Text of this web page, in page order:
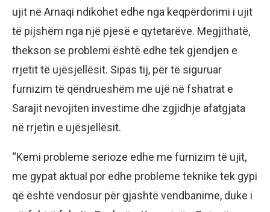
ujit në Arnaqi ndikohet edhe nga keqpërdorimi i ujit
të pijshëm nga një pjesë e qytetarëve. Megjithatë,
thekson se problemi është edhe tek gjendjen e
rrjetit të ujësjellësit. Sipas tij, për të siguruar
furnizim të qëndrueshëm me ujë në fshatrat e
Sarajit nevojiten investime dhe zgjidhje afatgjata
në rrjetin e ujësjellësit.
“Kemi probleme serioze edhe me furnizim të ujit,
me gypat aktual por edhe probleme teknike tek gypi
që është vendosur për gjashtë vendbanime, duke i